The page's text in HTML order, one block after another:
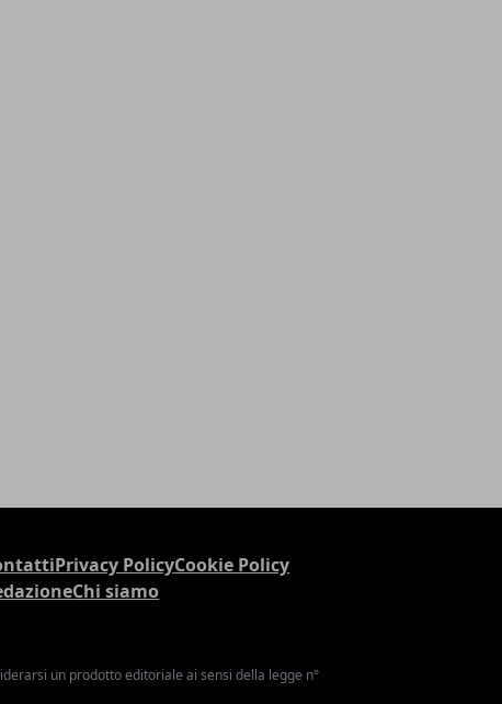
Privacy PolicyCookie Policy
Chi siamo
un prodotto editoriale ai sensi della legge n°